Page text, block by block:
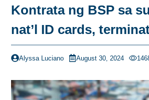
Kontrata ng BSP sa
nat’l ID cards,
Alyssa Luciano August 30, 2024